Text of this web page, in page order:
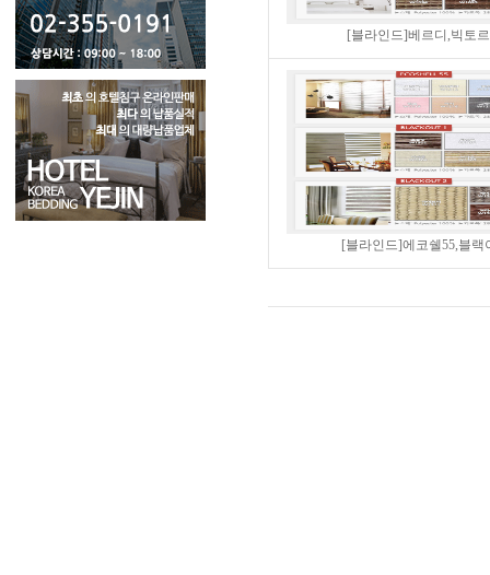
[블라인드]베르디,빅토
[블라인드]에코쉘55,블랙